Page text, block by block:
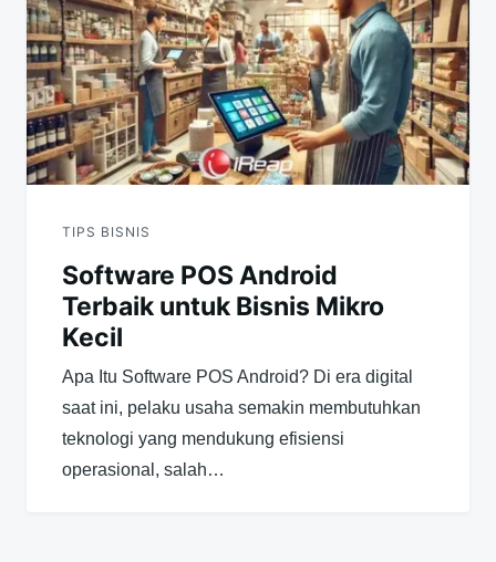
TIPS BISNIS
Software POS Android
Terbaik untuk Bisnis Mikro
Kecil
Apa Itu Software POS Android? Di era digital
saat ini, pelaku usaha semakin membutuhkan
teknologi yang mendukung efisiensi
operasional, salah…